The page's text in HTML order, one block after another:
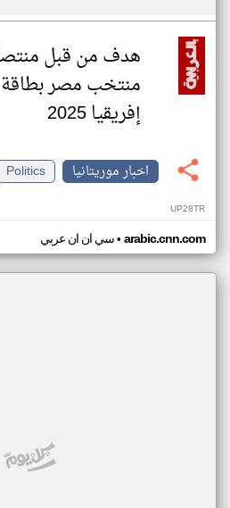
هدف من قبل
منتخب مصر بطاقة
إفريقيا 2025
اخبار موريتانيا
Politics
UP28TR
سي ان ان عربي• arabic.cnn.com